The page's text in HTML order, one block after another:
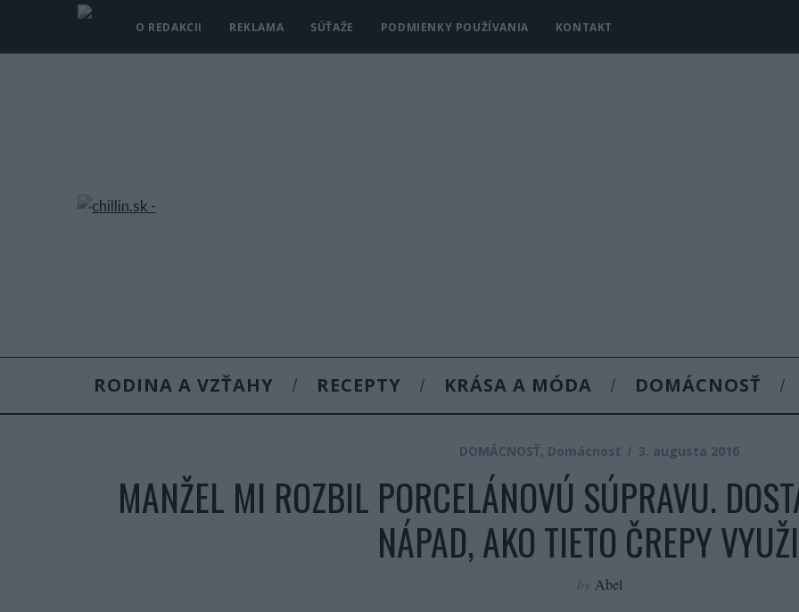
O REDAKCII REKLAMA SÚŤAŽE PODMIENKY POUŽÍVANIA KONTAKT
RODINA A VZŤAHY RECEPTY KRÁSA A MÓDA DOMÁCNOSŤ
DOMÁCNOSŤ, Domácnosť 3. augusta 2016
MANŽEL MI ROZBIL PORCELÁNOVÚ SÚPRAVU.
NÁPAD, AKO TIETO ČREPY
by Abel